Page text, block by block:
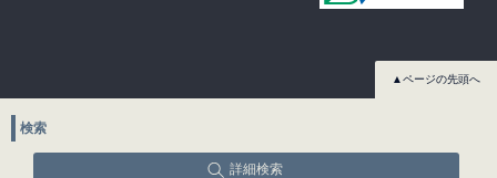
▲ページの先頭へ
検索
詳細検索